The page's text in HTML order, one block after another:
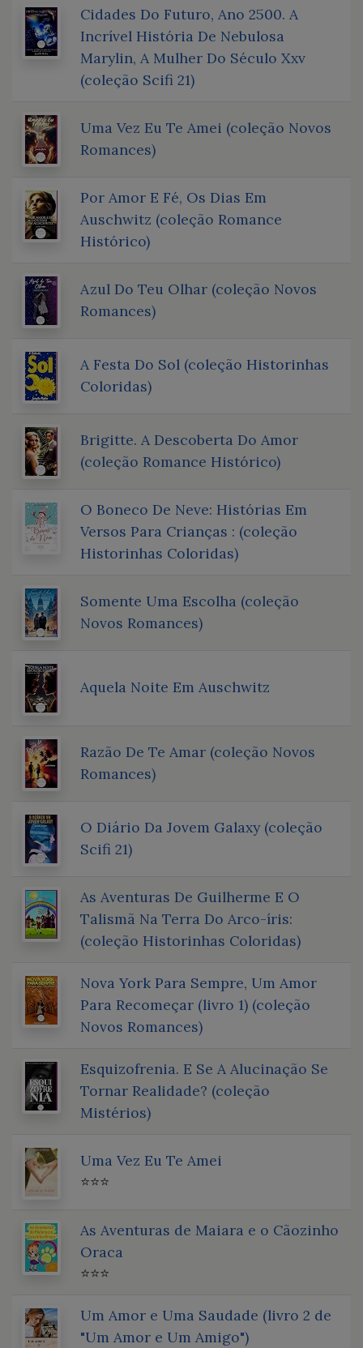
Cidades Do Futuro, Ano 2500. A
Incrível História De Nebulosa
Marylin, A Mulher Do Século Xxv
(coleção Scifi 21)
Uma Vez Eu Te Amei (coleção Novos
Romances)
Por Amor E Fé, Os Dias Em
Auschwitz (coleção Romance
Histórico)
Azul Do Teu Olhar (coleção Novos
Romances)
A Festa Do Sol (coleção Historinhas
Coloridas)
Brigitte. A Descoberta Do Amor
(coleção Romance Histórico)
O Boneco De Neve: Histórias Em
Versos Para Crianças : (coleção
Historinhas Coloridas)
Somente Uma Escolha (coleção
Novos Romances)
Aquela Noite Em Auschwitz
Razão De Te Amar (coleção Novos
Romances)
O Diário Da Jovem Galaxy (coleção
Scifi 21)
As Aventuras De Guilherme E O
Talismã Na Terra Do Arco-íris:
(coleção Historinhas Coloridas)
Nova York Para Sempre, Um Amor
Para Recomeçar (livro 1) (coleção
Novos Romances)
Esquizofrenia. E Se A Alucinação Se
Tornar Realidade? (coleção
Mistérios)
Uma Vez Eu Te Amei
⭐⭐⭐
As Aventuras de Maiara e o Cãozinho
Oraca
⭐⭐⭐
Um Amor e Uma Saudade (livro 2 de
"Um Amor e Um Amigo")